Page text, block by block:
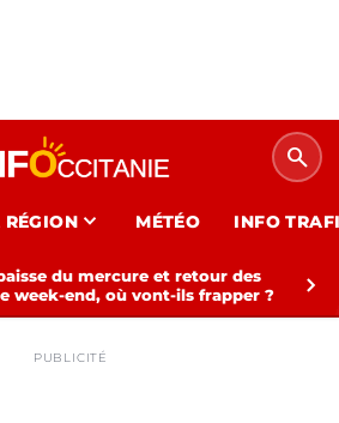
search
RÉGION expand_more MÉTÉO INFO
du mercure et retour des
week-end, où vont-ils frapper ?
chevron_right
PUBLICITÉ